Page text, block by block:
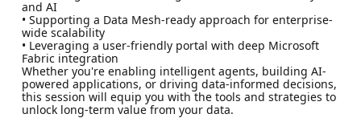
and AI
• Supporting a Data Mesh-ready approach for enterprise-
wide scalability
• Leveraging a user-friendly portal with deep Microsoft
Fabric integration
Whether you're enabling intelligent agents, building AI-
powered applications, or driving data-informed decisions,
this session will equip you with the tools and strategies to
unlock long-term value from your data.